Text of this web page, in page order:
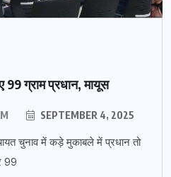
ग्राम प्रधान, मायूस
SEPTEMBER 4, 2025
चुनाव में कड़े मुकाबले में प्रधान तो
99